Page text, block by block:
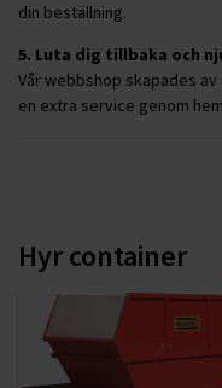
din beställning.
5. Luta dig tillbaka och
Vår webbshop skapades
en extra service genom
Hyr container